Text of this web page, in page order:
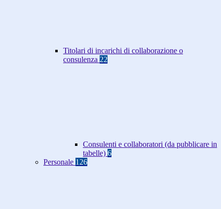
Titolari di incarichi di collaborazione o
consulenza 22
Consulenti e collaboratori (da pubblicare in
tabelle) 6
Personale 126